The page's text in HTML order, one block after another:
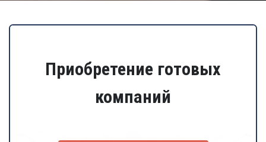
Приобретение готовых
компаний